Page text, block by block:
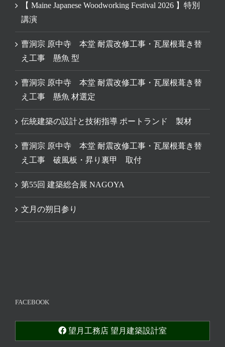
【 Maine Japanese Woodworking Festival 2026 】特別
講演
曹洞宗 原中寺 本堂 耐震改修工事・瓦屋根葺き替
え工事 懸魚 型
曹洞宗 原中寺 本堂 耐震改修工事・瓦屋根葺き替
え工事 懸魚 材選定
伝統建築の設計と技術指導 ポートランド 製材
曹洞宗 原中寺 本堂 耐震改修工事・瓦屋根葺き替
え工事 破風板・昇り裏甲 取付
第55回 建築総合展 NAGOYA
文月の朔日参り
FACEBOOK
望月工務店 望月建築設計室